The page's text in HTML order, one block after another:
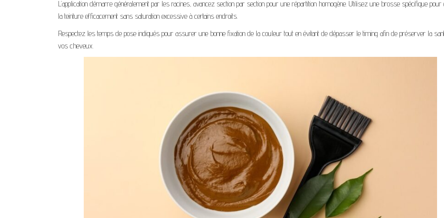
L’application démarre généralement par les racines, avancez section par section pour une répartition homogène. Utilisez une brosse spécifique pour
la teinture efficacement sans saturation excessive à certains endroits.
Respectez les temps de pose indiqués pour assurer une bonne fixation de la couleur tout en évitant de dépasser le timing afin de préserver la
vos cheveux.